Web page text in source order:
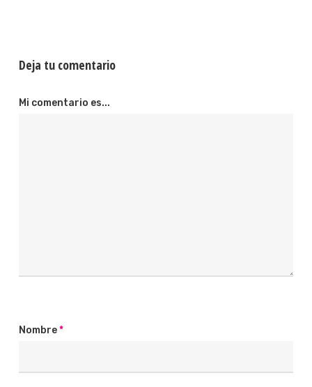
Deja tu comentario
Mi comentario es...
Nombre*